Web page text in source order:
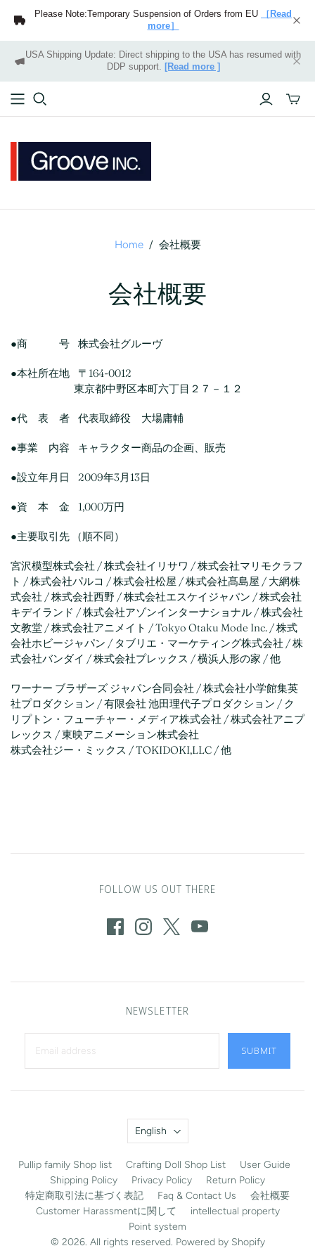
Please Note:Temporary Suspension of Orders from EU
［Read
more］
USA Shipping Update: Direct shipping to the USA has resumed with
DDP support. [Read more ]
Toggle
mini
Home / 会社概要
会社概要
●商 号 株式会社グルーヴ
●本社所在地 〒164-0012
東京都中野区本町六丁目２７－１２
●代 表 者 代表取締役 大場庸輔
●事業 内容 キャラクター商品の企画、販売
●設立年月日 2009年3月13日
●資 本 金 1,000万円
●主要取引先 （順不同）
宮沢模型株式会社 / 株式会社イリサワ / 株式会社マリモクラフ
ト / 株式会社パルコ / 株式会社松屋 / 株式会社髙島屋 / 大網株
式会社 / 株式会社西野 / 株式会社エスケイジャパン / 株式会社
キデイランド / 株式会社アゾンインターナショナル / 株式会社
文教堂 / 株式会社アニメイト / Tokyo Otaku Mode Inc. / 株式
会社ホビージャパン / タブリエ・マーケティング株式会社 / 株
式会社バンダイ / 株式会社プレックス / 横浜人形の家 / 他
ワーナー ブラザーズ ジャパン合同会社 / 株式会社小学館集英
社プロダクション / 有限会社 池田理代子プロダクション / ク
リプトン・フューチャー・メディア株式会社 / 株式会社アニプ
レックス / 東映アニメーション株式会社
株式会社ジー・ミックス / TOKIDOKI,LLC / 他
FOLLOW US OUT THERE
NEWSLETTER
SUBMIT
Language
English
Pullip family Shop list Crafting Doll Shop List
User Guide
Shipping Policy
Privacy Policy
Return Policy
特定商取引法に基づく表記
Faq & Contact Us
会社概要
Customer Harassmentに関して
intellectual property
Point system
© 2026. All rights reserved. Powered by Shopify